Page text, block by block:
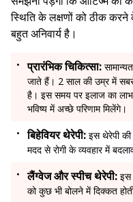
स्थिति के लक्षणों को ठीक करने
बहुत अनिवार्य है।
प्रारंभिक चिकित्सा:
जाते हैं। 2 साल की उम्र में
है। इस समय पर इलाज का लाभ
भविष्य में अच्छे परिणाम मिलेंगे।
बिहेवियर थेरेपी: इस थेरेपी
मदद से रोगी के व्यवहार में
लैंग्वेज और स्पीच थेरेपी: इस
को कुछ भी बोलने में दिक्कत